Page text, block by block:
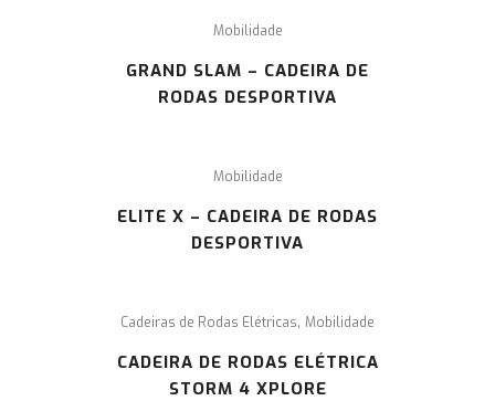
Mobilidade
GRAND SLAM – CADEIRA DE
RODAS DESPORTIVA
Mobilidade
ELITE X – CADEIRA DE RODAS
DESPORTIVA
Cadeiras de Rodas Elétricas, Mobilidade
CADEIRA DE RODAS ELÉTRICA
STORM 4 XPLORE